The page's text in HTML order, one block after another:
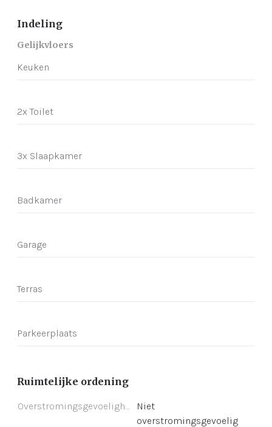
Indeling
Gelijkvloers
Keuken
2x Toilet
3x Slaapkamer
Badkamer
Garage
Terras
Parkeerplaats
Ruimtelijke ordening
Niet
overstromingsgevoelig